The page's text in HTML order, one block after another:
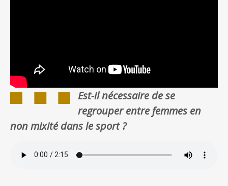
Est-il nécessaire de se
regrouper entre femmes en
non mixité dans le sport ?